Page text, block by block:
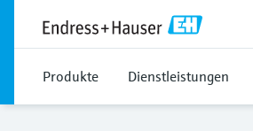
Produkte Dienstleistungen